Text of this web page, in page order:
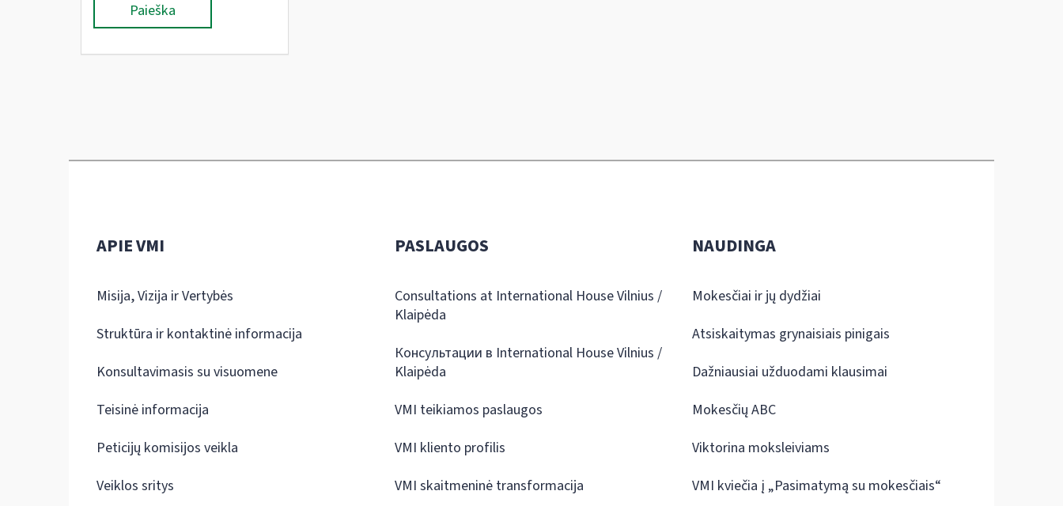
Paieška
APIE VMI
Misija, Vizija ir Vertybės
Struktūra ir kontaktinė informacija
Konsultavimasis su visuomene
Teisinė informacija
Peticijų komisijos veikla
Veiklos sritys
PASLAUGOS
Consultations at International House Vilnius /
Klaipėda
Консультации в International House Vilnius /
Klaipėda
VMI teikiamos paslaugos
VMI kliento profilis
VMI skaitmeninė transformacija
NAUDINGA
Mokesčiai ir jų dydžiai
Atsiskaitymas grynaisiais pinigais
Dažniausiai užduodami klausimai
Mokesčių ABC
Viktorina moksleiviams
VMI kviečia į „Pasimatymą su mokesčiais“